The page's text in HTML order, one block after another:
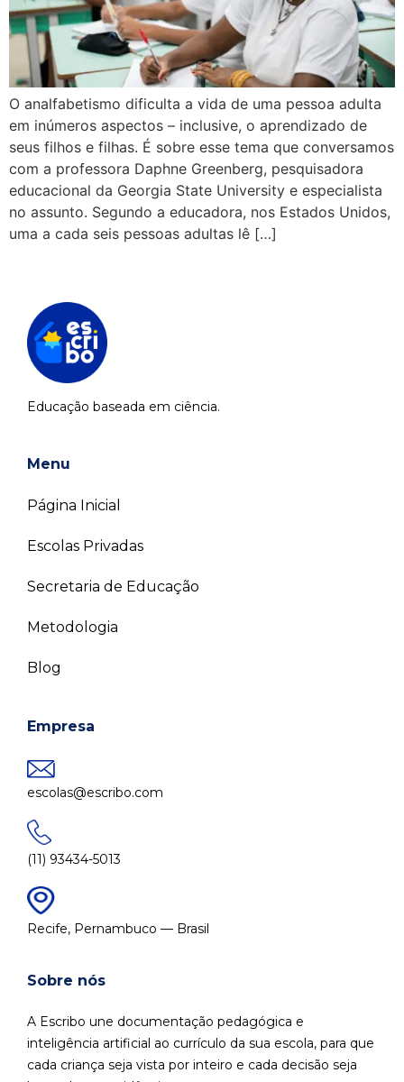
O analfabetismo dificulta a vida de uma pessoa adulta
em inúmeros aspectos – inclusive, o aprendizado de
seus filhos e filhas. É sobre esse tema que conversamos
com a professora Daphne Greenberg, pesquisadora
educacional da Georgia State University e especialista
no assunto. Segundo a educadora, nos Estados Unidos,
uma a cada seis pessoas adultas lê […]
Educação baseada em ciência.
Menu
Página Inicial
Escolas Privadas
Secretaria de Educação
Metodologia
Blog
Empresa
escolas@escribo.com
(11) 93434-5013
Recife, Pernambuco — Brasil
Sobre nós
A Escribo une documentação pedagógica e
inteligência artificial ao currículo da sua escola, para que
cada criança seja vista por inteiro e cada decisão seja